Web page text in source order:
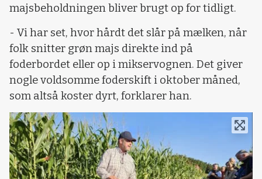
majsbeholdningen bliver brugt op for tidligt.
- Vi har set, hvor hårdt det slår på mælken, når
folk snitter grøn majs direkte ind på
foderbordet eller op i mikservognen. Det giver
nogle voldsomme foderskift i oktober måned,
som altså koster dyrt, forklarer han.